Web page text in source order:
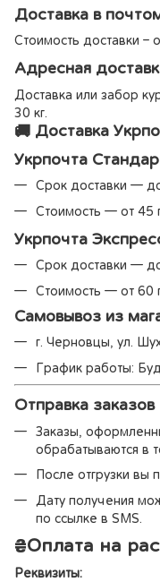
Доставка в
Стоимость доставки –
Адресная
Доставка или забор
30 кг.
🚚 Доставка
Укрпочта
Срок доставки —
Стоимость — от 45
Укрпочта
Срок доставки —
Стоимость — от 60
Самовывоз из
г. Черновцы, ул.
График работы:
Отправка заказов
Заказы,
обрабатываются в
После отгрузки вы
Дату получения
по ссылке в SMS.
₴Оплата на
Реквизиты: